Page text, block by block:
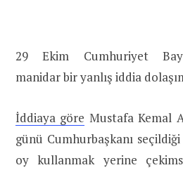
29 Ekim Cumhuriyet
manidar bir yanlış iddia
İddiaya göre Mustafa Kemal
günü Cumhurbaşkanı
oy kullanmak yerine